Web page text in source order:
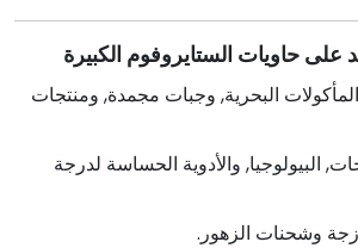
على حاويات الستايروفوم الكبيرة
البحرية, وجبات مجمدة, ومنتجات
البيولوجيا, والأدوية الحساسة لدرجة
وشحنات الزهور.